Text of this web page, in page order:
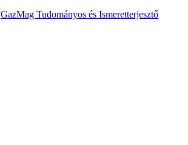
GazMag Tudományos és Ismeretterjesztő